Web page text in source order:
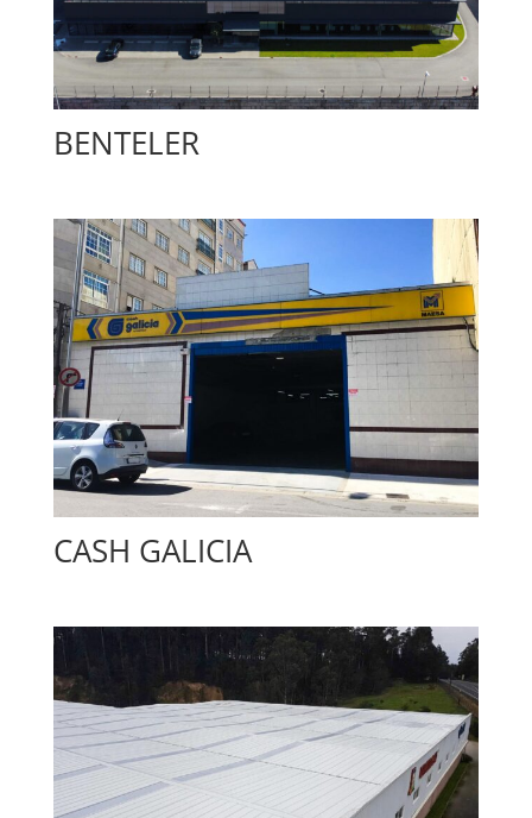
BENTELER
CASH GALICIA